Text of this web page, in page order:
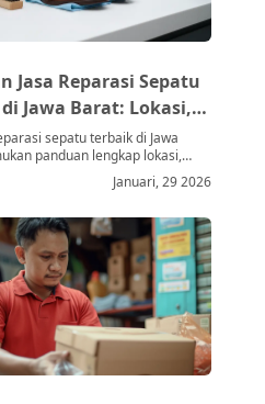
Jasa Reparasi Sepatu
Jawa Barat: Lokasi,
Layanan
sepatu terbaik di Jawa
panduan lengkap lokasi,
layanan untuk sepatu Anda.
Januari, 29 2026